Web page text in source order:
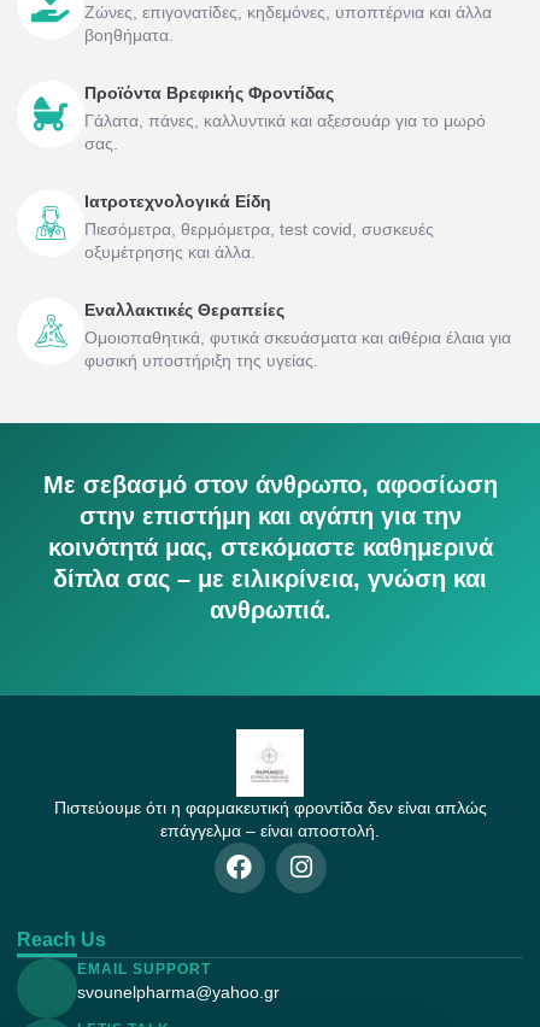
Ζώνες, επιγονατίδες, κηδεμόνες, υποπτέρνια και άλλα
βοηθήματα.
Προϊόντα Βρεφικής Φροντίδας
Γάλατα, πάνες, καλλυντικά και αξεσουάρ για το μωρό
σας.
Ιατροτεχνολογικά Είδη
Πιεσόμετρα, θερμόμετρα, test covid, συσκευές
οξυμέτρησης και άλλα.
Εναλλακτικές Θεραπείες
Ομοιοπαθητικά, φυτικά σκευάσματα και αιθέρια έλαια για
φυσική υποστήριξη της υγείας.
Με σεβασμό στον άνθρωπο, αφοσίωση
στην επιστήμη και αγάπη για την
κοινότητά μας, στεκόμαστε καθημερινά
δίπλα σας – με ειλικρίνεια, γνώση και
ανθρωπιά.
Πιστεύουμε ότι η φαρμακευτική φροντίδα δεν είναι απλώς
επάγγελμα – είναι αποστολή.
Reach Us
EMAIL SUPPORT
svounelpharma@yahoo.gr